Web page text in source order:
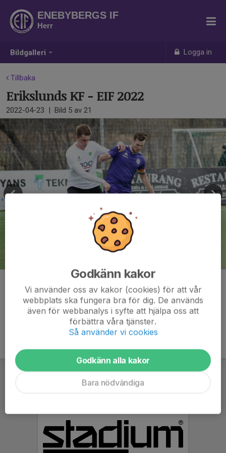
Bildgalleri Logga in
ENEBYBERGS IF
Herr
Tillbaka
Erikslunds KF - EIF 2022
2022-04-23 | Bild 5 av 21
Kommentarer
Godkänn kakor
Vi använder oss av kakor (cookies) för att vår
webbplats ska fungera bra för dig. De används
även för webbanalys i syfte att hjälpa oss att
förbättra våra tjänster.
Så använder vi cookies
Godkänn alla kakor
Bara nödvändiga